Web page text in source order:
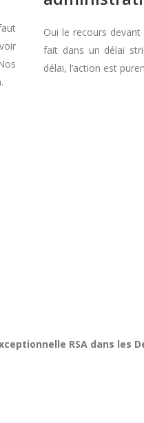
Oui le recours
fait dans un délai
délai, l’action est
RSA dans les